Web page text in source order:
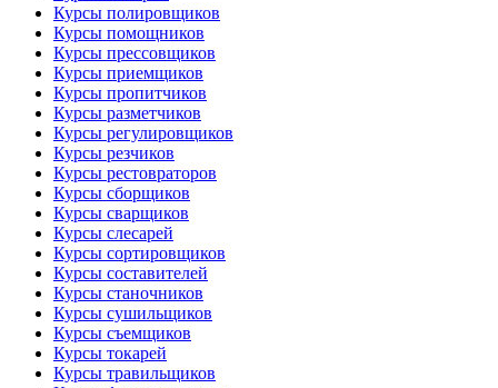
Курсы полировщиков
Курсы помощников
Курсы прессовщиков
Курсы приемщиков
Курсы пропитчиков
Курсы разметчиков
Курсы регулировщиков
Курсы резчиков
Курсы рестовраторов
Курсы сборщиков
Курсы сварщиков
Курсы слесарей
Курсы сортировщиков
Курсы составителей
Курсы станочников
Курсы сушильщиков
Курсы съемщиков
Курсы токарей
Курсы травильщиков